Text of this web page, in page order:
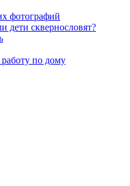
фотографий
дети сквернословят?
работу по дому